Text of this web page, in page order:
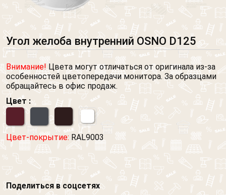
Угол желоба внутренний OSNO D125
Внимание! Цвета могут отличаться от оригинала из-за
особенностей цветопередачи монитора. За образцами
обращайтесь в офис продаж.
Цвет :
Цвет-покрытие: RAL9003
Поделиться в соцсетях